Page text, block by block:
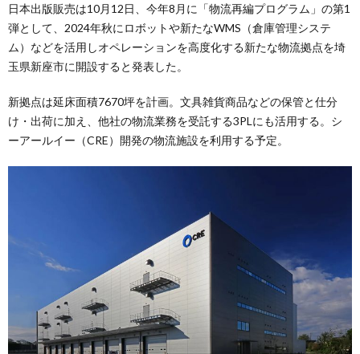
日本出版販売は10月12日、今年8月に「物流再編プログラム」の第1
弾として、2024年秋にロボットや新たなWMS（倉庫管理システ
ム）などを活用しオペレーションを高度化する新たな物流拠点を埼
玉県新座市に開設すると発表した。
新拠点は延床面積7670坪を計画。文具雑貨商品などの保管と仕分
け・出荷に加え、他社の物流業務を受託する3PLにも活用する。シ
ーアールイー（CRE）開発の物流施設を利用する予定。